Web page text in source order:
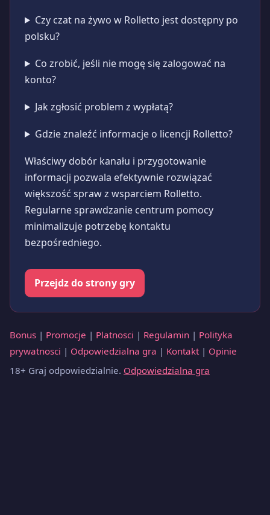
Czy czat na żywo w Rolletto jest dostępny po
polsku?
Co zrobić, jeśli nie mogę się zalogować na
konto?
Jak zgłosić problem z wypłatą?
Gdzie znaleźć informacje o licencji Rolletto?
Właściwy dobór kanału i przygotowanie
informacji pozwala efektywnie rozwiązać
większość spraw z wsparciem Rolletto.
Regularne sprawdzanie centrum pomocy
minimalizuje potrzebę kontaktu
bezpośredniego.
Przejdz do strony gry
Bonus | Promocje | Platnosci | Regulamin | Polityka
prywatnosci | Odpowiedzialna gra | Kontakt| Opinie
18+ Graj odpowiedzialnie. Odpowiedzialna gra